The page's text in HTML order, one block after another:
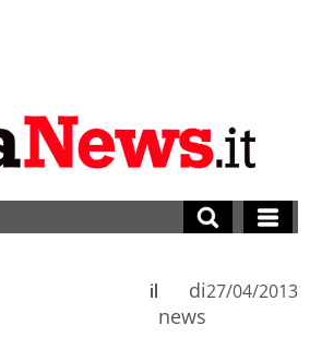
di
news
il 27/04/2013